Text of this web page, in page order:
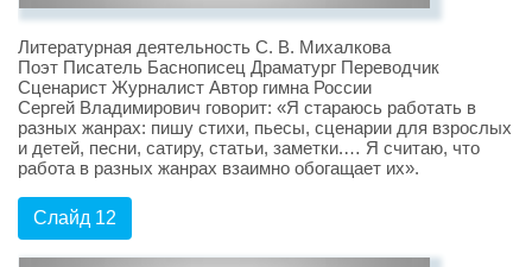
Литературная деятельность С. В. Михалкова
Поэт Писатель Баснописец Драматург Переводчик
Сценарист Журналист Автор гимна России
Сергей Владимирович говорит: «Я стараюсь работать в
разных жанрах: пишу стихи, пьесы, сценарии для взрослых
и детей, песни, сатиру, статьи, заметки.… Я считаю, что
работа в разных жанрах взаимно обогащает их».
Слайд 12